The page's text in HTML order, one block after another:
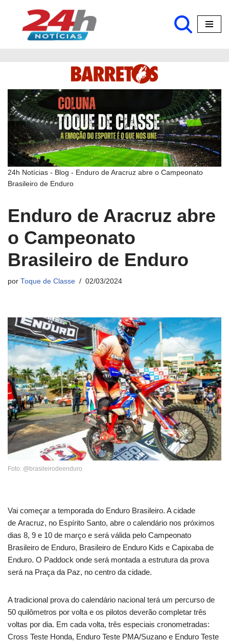
Pular
24h Notícias - Blog - Enduro de Aracruz abre o Campeonato
Brasileiro de Enduro
Enduro de Aracruz abre
o Campeonato
Brasileiro de Enduro
por Toque de Classe 02/03/2024
Foto: @brasileirodeenduro
Vai começar a temporada do Enduro Brasileiro. A cidade
de Aracruz, no Espírito Santo, abre o calendário nos próximos
dias 8, 9 e 10 de março e será válida pelo Campeonato
Brasileiro de Enduro, Brasileiro de Enduro Kids e Capixaba de
Enduro. O Paddock onde será montada a estrutura da prova
será na Praça da Paz, no centro da cidade.
A tradicional prova do calendário nacional terá um percurso de
50 quilômetros por volta e os pilotos deverão completar três
voltas por dia. Em cada volta, três especiais cronometradas:
Cross Teste Honda, Enduro Teste PMA/Suzano e Enduro Teste